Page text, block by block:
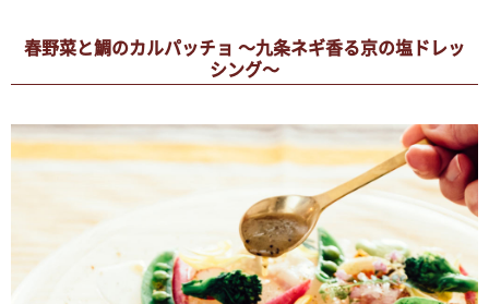
春野菜と鯛のカルパッチョ ～九条ネギ香る京の塩ドレッ
シング～